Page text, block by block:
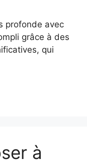
profonde avec
grâce à des
qui
à